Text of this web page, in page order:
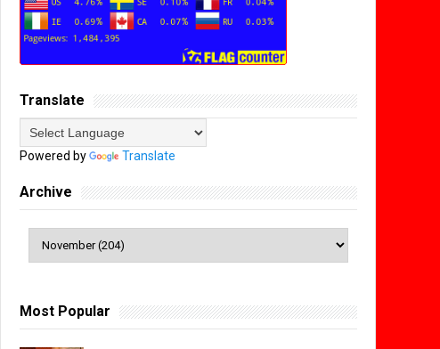
Translate
Powered by Translate
Archive
Most Popular